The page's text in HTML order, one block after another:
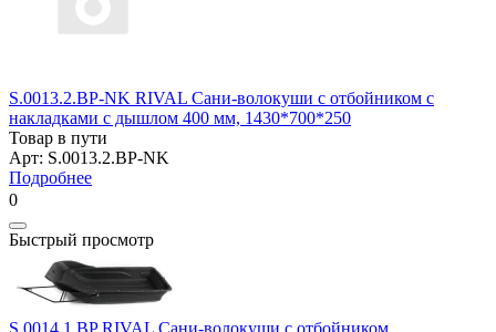
S.0013.2.BP-NK RIVAL Сани-волокуши с отбойником с
накладками с дышлом 400 мм, 1430*700*250
Товар в пути
Арт: S.0013.2.BP-NK
Подробнее
0
Быстрый просмотр
S.0014.1.BP RIVAL Сани-волокуши с отбойником